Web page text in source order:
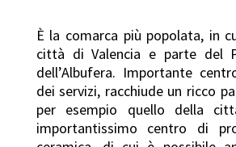
È la comarca più popolata, in
città di Valencia e parte del
dell’Albufera. Importante
dei servizi, racchiude un ricco
per esempio quello della
importantissimo centro di